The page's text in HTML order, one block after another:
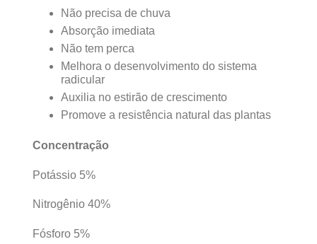
Não precisa de chuva
Absorção imediata
Não tem perca
Melhora o desenvolvimento do sistema
radicular
Auxilia no estirão de crescimento
Promove a resistência natural das plantas
Concentração
Potássio 5%
Nitrogênio 40%
Fósforo 5%